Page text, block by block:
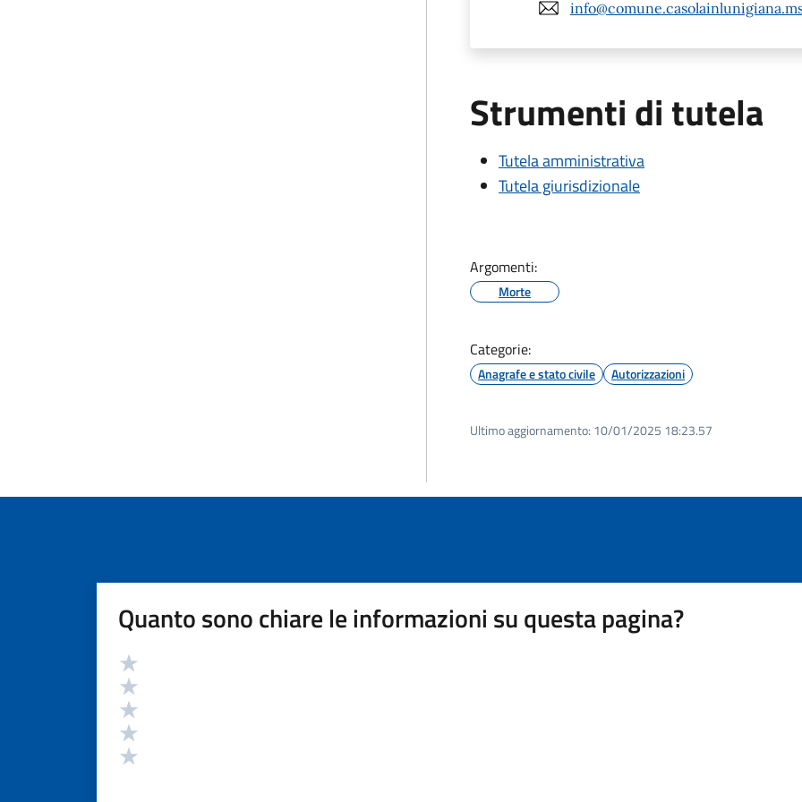
Strumenti di tutela
Tutela amministrativa
Tutela giurisdizionale
Argomenti:
Morte
Categorie:
Anagrafe e stato civile Autorizzazioni
Ultimo aggiornamento: 10/01/2025 18:23.57
Quanto sono chiare le informazioni su questa pagina?
Valutazione